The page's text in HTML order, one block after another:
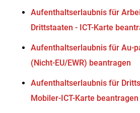
Aufenthaltserlaubnis für
Drittstaaten - ICT-Karte
Aufenthaltserlaubnis für Au-
(Nicht-EU/EWR) beantragen
Aufenthaltserlaubnis für
Mobiler-ICT-Karte beantragen